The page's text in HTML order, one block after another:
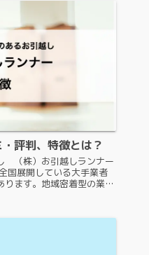
評判、特徴とは？
（株）お引越しランナー
国展開している大手業者
ます。地域密着型の業者